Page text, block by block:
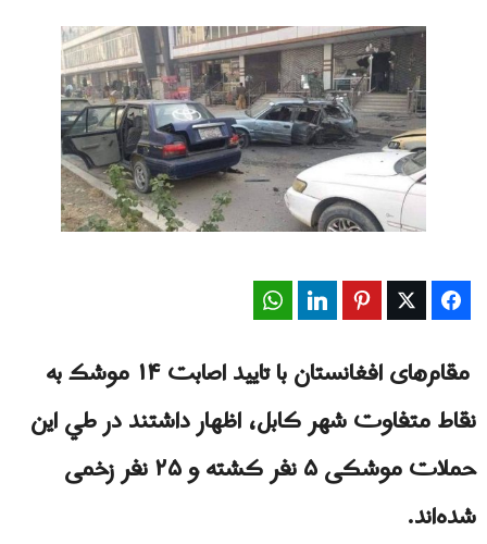
Facebook
Twitter
Pinterest
LinkedIn
مقام‌های افغانستان با تایید اصابت ۱۴ موشک به
نقاط متفاوت شهر کابل، اظهار داشتند در طي این
حملات موشکی ۵ نفر کشته و ۲۵ نفر زخمی
شده‌اند.